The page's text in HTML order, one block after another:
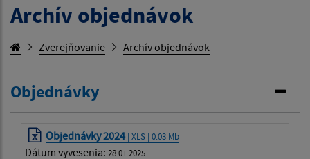
Archív objednávok
Zverejňovanie Archív objednávok
Objednávky
Objednávky 2024 | XLS | 0.03 Mb
Dátum vyvesenia: 28.01.2025